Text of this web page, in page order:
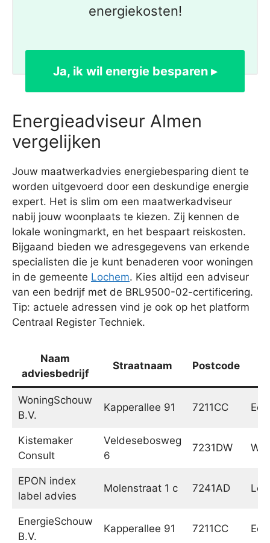
energiekosten!
Ja, ik wil energie besparen ▸
Energieadviseur Almen
vergelijken
Jouw maatwerkadvies energiebesparing dient te
worden uitgevoerd door een deskundige energie
expert. Het is slim om een maatwerkadviseur
nabij jouw woonplaats te kiezen. Zij kennen de
lokale woningmarkt, en het bespaart reiskosten.
Bijgaand bieden we adresgegevens van erkende
specialisten die je kunt benaderen voor woningen
in de gemeente Lochem. Kies altijd een adviseur
van een bedrijf met de BRL9500-02-certificering.
Tip: actuele adressen vind je ook op het platform
Centraal Register Techniek.
Naam
adviesbedrijf
Straatnaam Postcode
WoningSchouw
B.V.
Kapperallee 91 7211CC
Kistemaker
Consult
Veldesebosweg
6
7231DW
EPON index
label advies
Molenstraat 1 c 7241AD
EnergieSchouw
B.V.
Kapperallee 91 7211CC